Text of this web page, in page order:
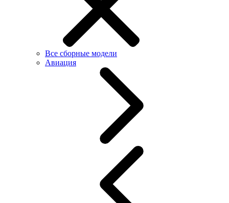
Все сборные модели
Авиация